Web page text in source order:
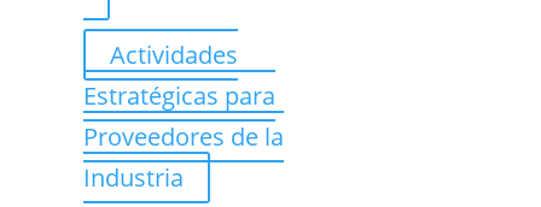
Actividades
Estratégicas para
Proveedores de la
Industria